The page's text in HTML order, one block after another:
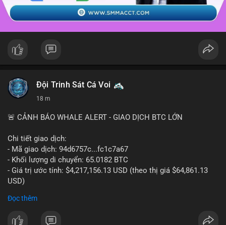
Đội Trinh Sát Cá Voi
18 m
🚨 CẢNH BÁO WHALE ALERT - GIAO DỊCH BTC LỚN
Chi tiết giao dịch:
- Mã giao dịch: 94d6757c...fc1c7a67
- Khối lượng di chuyển: 65.0182 BTC
- Giá trị ước tính: $4,217,156.13 USD (theo thị giá $64,861.13
USD)
Đọc thêm